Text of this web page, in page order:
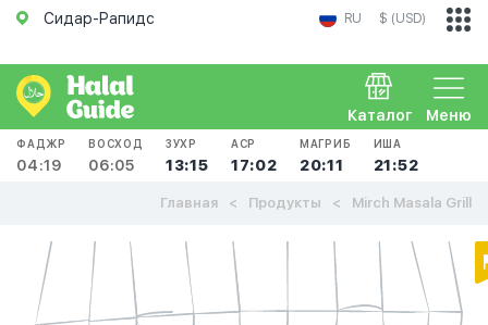
Сидар-Рапидс RU $ (USD)
Меню
Каталог
ФАДЖР
04:19
ВОСХОД
06:05
ЗУХР
13:15
АСР
17:02
МАГРИБ
20:11
ИША
21:52
Главная Продукты Mirch Masala Grill